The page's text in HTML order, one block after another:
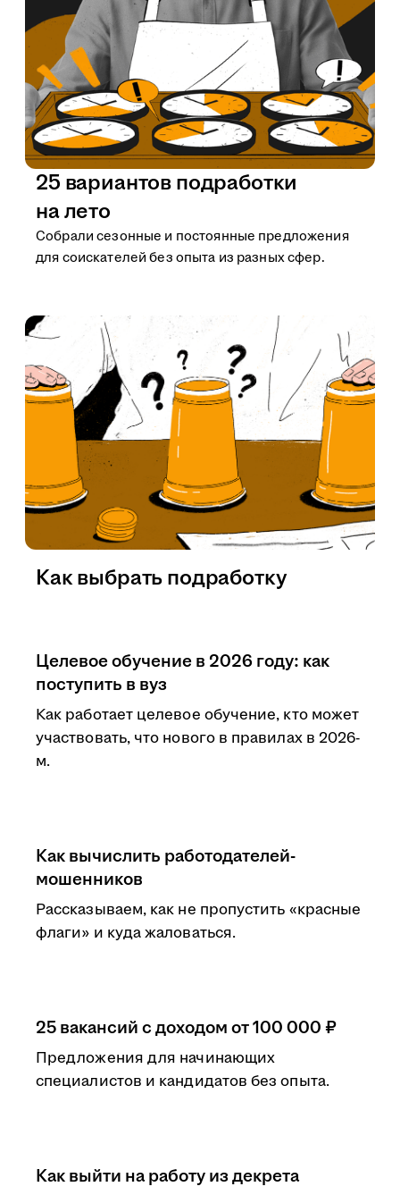
25 вариантов подработки
на лето
Собрали сезонные и постоянные предложения
для соискателей без опыта из разных сфер.
Как выбрать подработку
Целевое обучение в 2026 году: как
поступить в вуз
Как работает целевое обучение, кто может
участвовать, что нового в правилах в 2026-
м.
Как вычислить работодателей-
мошенников
Рассказываем, как не пропустить «красные
флаги» и куда жаловаться.
25 вакансий с доходом от 100 000 ₽
Предложения для начинающих
специалистов и кандидатов без опыта.
Как выйти на работу из декрета